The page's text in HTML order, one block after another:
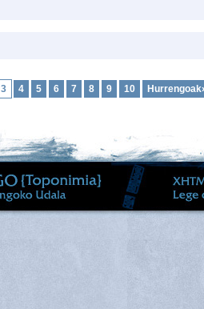
3 4 5 6 7 8 9 10